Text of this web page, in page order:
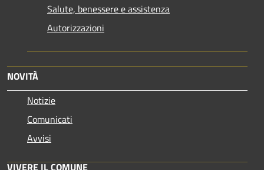
Salute, benessere e assistenza
Autorizzazioni
NOVITÀ
Notizie
Comunicati
Avvisi
VIVERE IL COMUNE